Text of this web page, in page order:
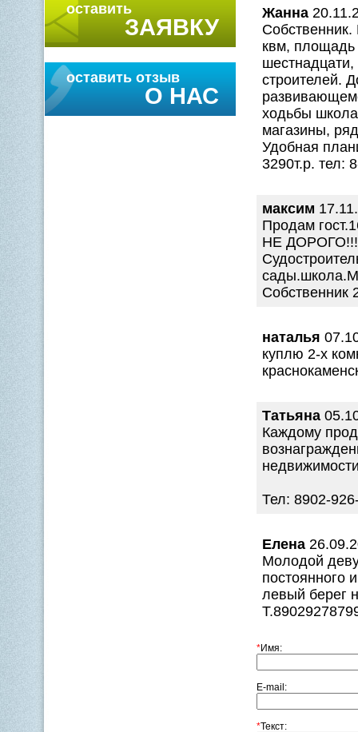
оставить
ЗАЯВКУ
оставить отзыв
О НАС
Жанна
квм, площадь
строителей.
ходьбы
магазины,
Удобная
3290т.р. тел:
максим
Продам
НЕ ДОРОГО!!!
Собственник
наталья
куплю 2-х
Татьяна
Каждому
Тел: 8902-
Елена
Мoлoдoй
постоянного
левый берег
*Имя:
E-mail:
*Текст: